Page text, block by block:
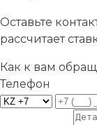
Оставьте
рассчитает
Как к вам
Телефон